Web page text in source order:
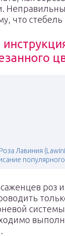
что стебель
Роза Лавиния
роз